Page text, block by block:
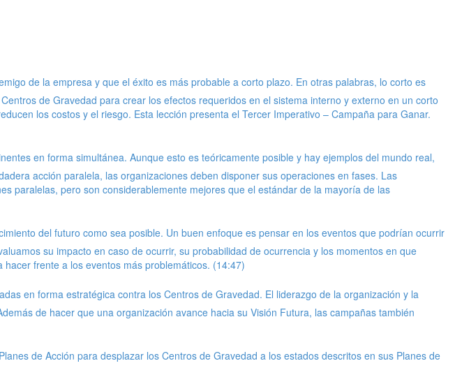
de la empresa y que el éxito es más probable a corto plazo. En otras palabras, lo corto es
de Gravedad para crear los efectos requeridos en el sistema interno y externo en un corto
los costos y el riesgo. Esta lección presenta el Tercer Imperativo – Campaña para Ganar.
en forma simultánea. Aunque esto es teóricamente posible y hay ejemplos del mundo real,
acción paralela, las organizaciones deben disponer sus operaciones en fases. Las
paralelas, pero son considerablemente mejores que el estándar de la mayoría de las
del futuro como sea posible. Un buen enfoque es pensar en los eventos que podrían ocurrir
su impacto en caso de ocurrir, su probabilidad de ocurrencia y los momentos en que
frente a los eventos más problemáticos. (14:47)
en forma estratégica contra los Centros de Gravedad. El liderazgo de la organización y la
de hacer que una organización avance hacia su Visión Futura, las campañas también
de Acción para desplazar los Centros de Gravedad a los estados descritos en sus Planes de